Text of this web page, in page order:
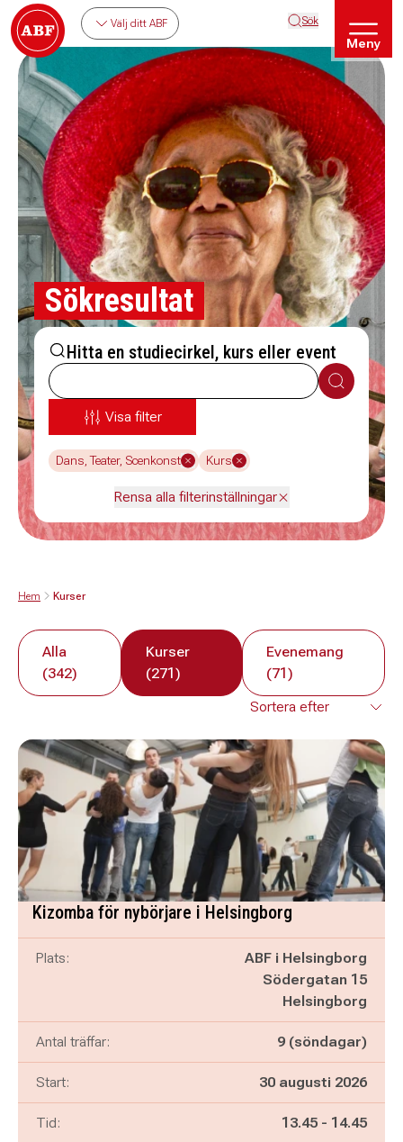
Välj ditt ABF Sök
Meny
Sökresultat
Hitta en studiecirkel, kurs eller event
Sök
Visa filter
Dans, Teater, Scenkonst Kurs
Rensa alla filterinställningar
Hem Kurser
Alla
(342)
Kurser
(271)
Evenemang
(71)
Kizomba för nybörjare i Helsingborg
Plats:
ABF i Helsingborg
Södergatan 15
Helsingborg
Antal träffar: 9 (söndagar)
Start: 30 augusti 2026
Tid: Pågår mellan
13.45 - och
14.45